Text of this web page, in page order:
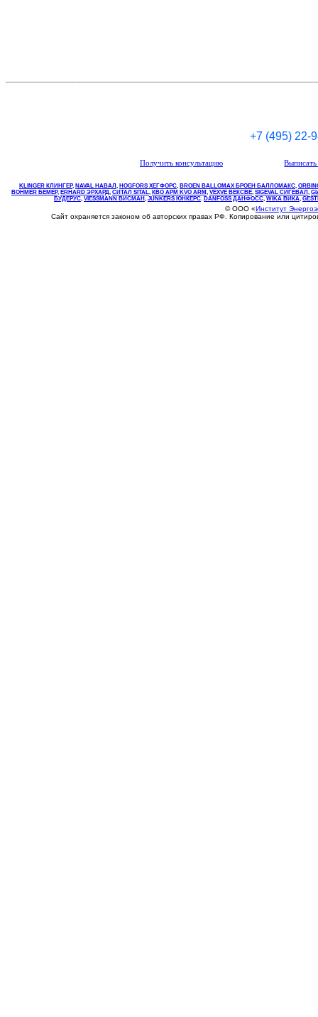
+7 (495) 22-
Получить консультацию
KLINGER КЛИНГЕР, NAVAL НАВАЛ , НOGFORS ХЕГФОРС, BROEN BALLOMAX БРОЕН БАЛЛОМАКС,
BOHMER БЕМЕР, ERHARD ЭРХАРД, СИТАЛ SITAL, КВО АРМ KVO ARM, VEXVE ВЕКСВЕ, SIGEVAL СИГЕВАЛ ,
БУДЕРУС, VIESSMANN ВИСМАН , JUNKERS ЮНКЕРС. DANFOSS ДАНФОСС, WIKA ВИКА,
© ООО «Институт
Сайт охраняется законом об авторских правах РФ. Копирование или